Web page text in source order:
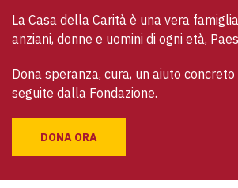
La Casa della Carità è una vera
anziani, donne e uomini di ogni età,
Dona speranza, cura, un aiuto
seguite dalla Fondazione.
DONA ORA